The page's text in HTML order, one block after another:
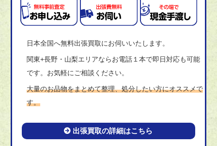
日本全国へ無料出張買取にお伺いいたします。
関東+長野・山梨エリアならお電話１本で即日対応も可能
です。お気軽にご相談ください。
大量のお品物をまとめて整理、処分したい方にオススメで
す。
出張買取の詳細はこちら